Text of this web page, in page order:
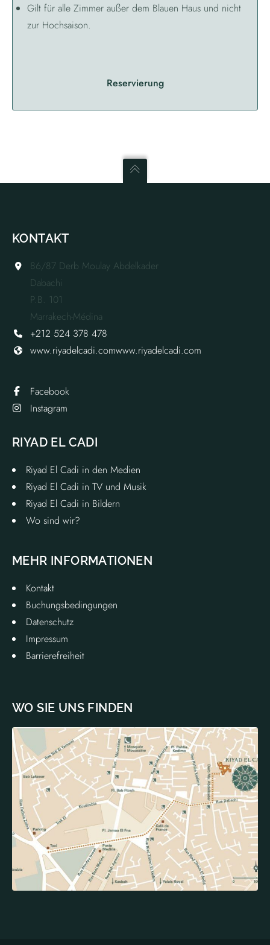
Gilt für alle Zimmer außer dem Blauen Haus und nicht
zur Hochsaison.
Reservierung
KONTAKT
86/87 Derb Moulay Abdelkader
Dabachi
P.B. 101
Marrakech-Médina
+212 524 378 478
www.riyadelcadi.comwww.riyadelcadi.com
Facebook
Instagram
RIYAD EL CADI
Riyad El Cadi in den Medien
Riyad El Cadi in TV und Musik
Riyad El Cadi in Bildern
Wo sind wir?
MEHR INFORMATIONEN
Kontakt
Buchungsbedingungen
Datenschutz
Impressum
Barrierefreiheit
WO SIE UNS FINDEN